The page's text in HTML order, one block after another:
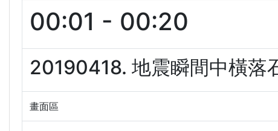
00:01 - 00:20
20190418. 地震瞬間中橫
畫面區